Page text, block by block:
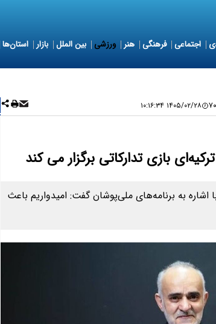
اجتماعی فرهنگی هنر ورزشی بین الملل بازار استان‌ها
۱۴۰۵/۰۲/۲۸ ۱۰:۱۶:۳۴
بازی تدارکاتی برگزار می کند
به برنامه‌های ملی‌پوشان گفت: امیدواریم باعث